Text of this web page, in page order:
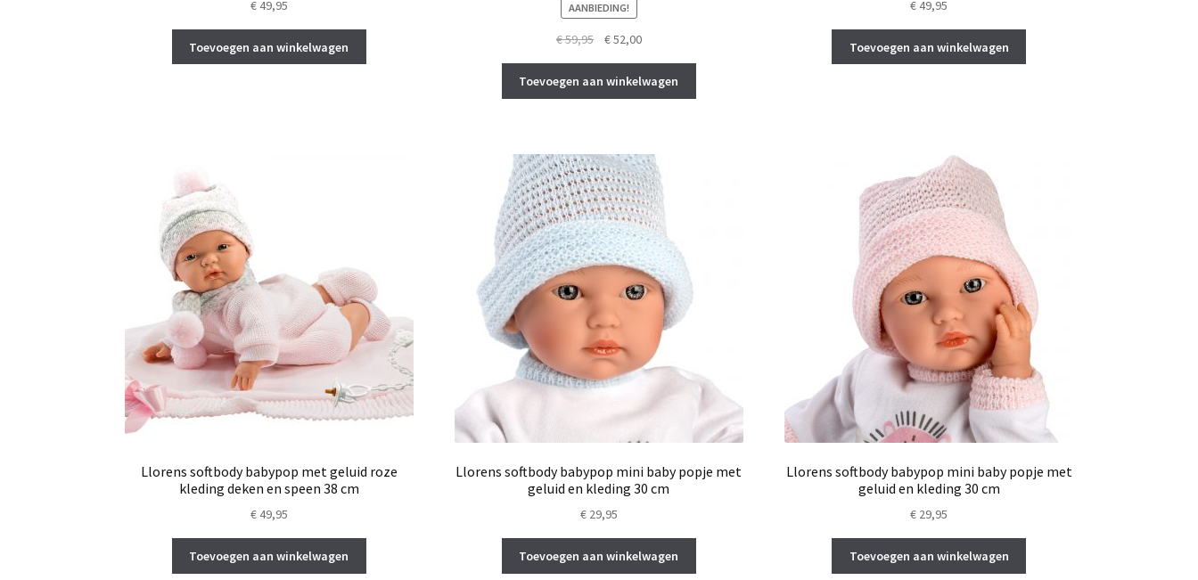
€49,95
Toevoegen aan winkelwagen
AANBIEDING!
€59,95
Oorspronkelijke
was:
€ 59,95.
€52,00Huidige
is:
€ 52,00.
Toevoegen aan winkelwagen
€49,95
Toevoegen aan winkelwagen
Llorens softbody babypop met geluid roze
kleding deken en speen 38 cm
€49,95
Toevoegen aan winkelwagen
Llorens softbody babypop mini baby popje met
geluid en kleding 30 cm
€29,95
Toevoegen aan winkelwagen
Llorens softbody babypop mini baby popje met
geluid en kleding 30 cm
€ 29,95
Toevoegen aan winkelwagen